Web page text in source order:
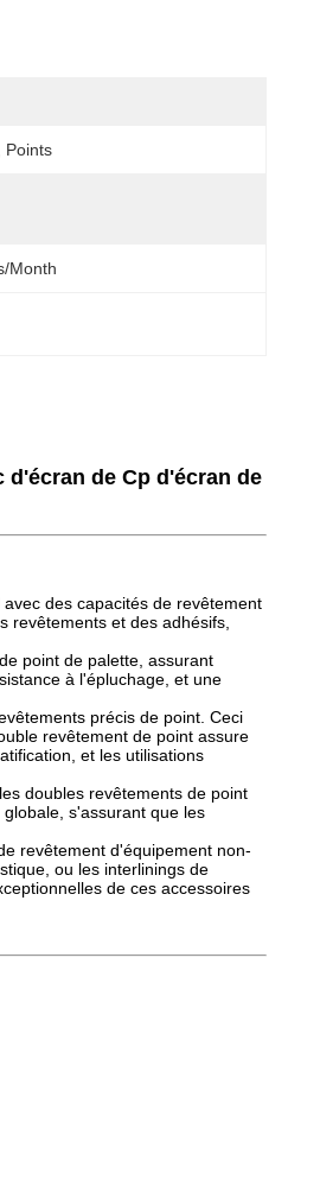
Points
month
de Cp d'écran de
des capacités de revêtement
revêtements et des adhésifs,
point de palette, assurant
à l'épluchage, et une
précis de point. Ceci
revêtement de point assure
et les utilisations
doubles revêtements de point
s'assurant que les
revêtement d'équipement non-
ou les interlinings de
de ces accessoires